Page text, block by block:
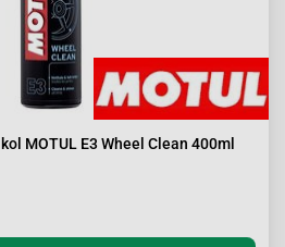
MOTUL E3 Wheel Clean 400ml